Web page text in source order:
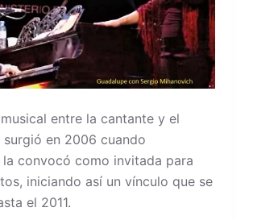
entre la cantante y el
en 2006 cuando
la convocó como invitada para
iniciando así un vínculo que se
el 2011.